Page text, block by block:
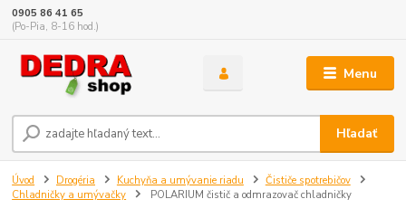
Menu
Hľadať
0905 86 41 65
(Po-Pia, 8-16 hod.)
Úvod Drogéria Kuchyňa a umývanie riadu
Čističe spotrebičov
Chladničky a umývačky
POLARIUM čistič a odmrazovač chladničky